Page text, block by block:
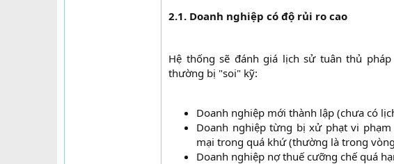
2.1. Doanh nghiệp có độ rủi ro cao
Hệ thống sẽ đánh giá lịch sử tuân thủ
thường bị "soi" kỹ:
Doanh nghiệp mới thành lập (chưa có
Doanh nghiệp từng bị xử phạt vi
mại trong quá khứ (thường là trong
Doanh nghiệp nợ thuế cưỡng chế quá